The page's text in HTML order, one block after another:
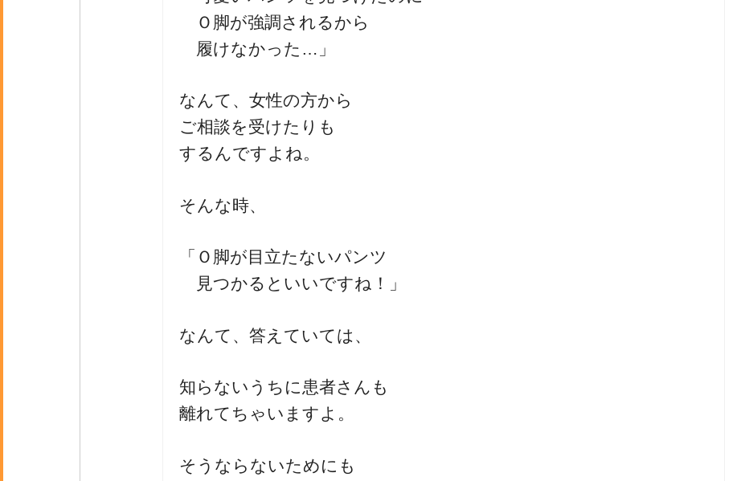
一流の整体師セミナー
Ｏ脚が強調されるから
履けなかった…」
なんて、女性の方から
ご相談を受けたりも
するんですよね。
そんな時、
「Ｏ脚が目立たないパンツ
見つかるといいですね！」
なんて、答えていては、
知らないうちに患者さんも
離れてちゃいますよ。
そうならないためにも